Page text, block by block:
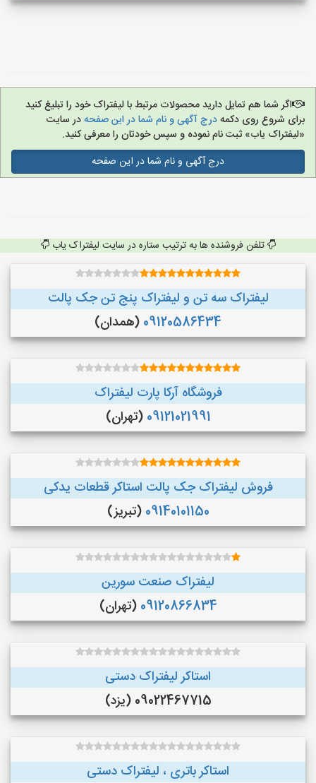
اگر شما هم تمایل دارید محصولات مرتبط با لیفتراک خود را تبلیغ کنید
برای شروع روی دکمهدرج آگهی و نام شما در این صفحهدر سایت
«لیفتراک یاب» ثبت نام نموده و سپس خودتان را معرفی کنید.
درج آگهی و نام شما در این صفحه
تلفن فروشنده ها به ترتیب ستاره در سایت لیفتراک یاب
لیفتراک سه تن و لیفتراک پنج تن جک پالت
09120586434 (همدان)
فروشگاه آرکا پارت لیفتراک
09121021991 (تهران)
فروش لیفتراک جک پالت استاکر قطعات یدکی
09140101150 (تبریز)
لیفتراک صنعت سورین
09120866834 (تهران)
استاکر لیفتراک دستی
09022467715 (یزد)
استاکر باتری ، لیفتراک دستی